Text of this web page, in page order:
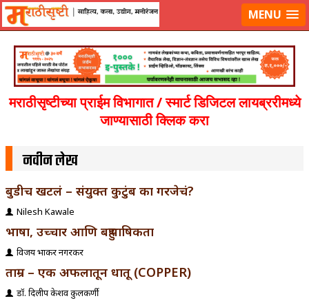
लॉग-इन करा|लेखक नोंदणी करा MENU
मराठीसृष्टीच्या प्राईम विभागात / स्मार्ट डिजिटल लायब्ररीमध्ये
जाण्यासाठी क्लिक करा
नवीन लेख
बुडीच खटलं – संयुक्त कुटुंब का गरजेचं?
Nilesh Kawale
भाषा, उच्चार आणि बहुभाषिकता
विजय प्रभाकर नगरकर
ताम्र – एक अफलातून धातू (COPPER)
डॉ. दिलीप केशव कुलकर्णी